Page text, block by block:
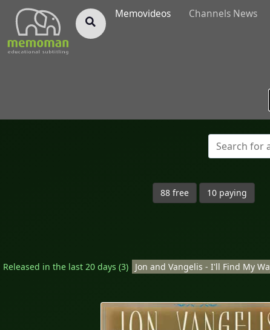
Memovideos Channels News
88 free 10 paying
Released in the last 20 days (3)
Jon and Vangelis - I'll Find My